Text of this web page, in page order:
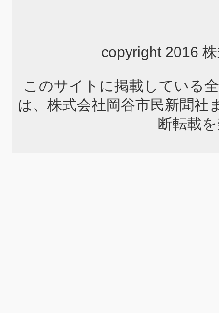
copyright 2016
このサイトに掲載している
は、株式会社岡谷市民新聞社
断転載